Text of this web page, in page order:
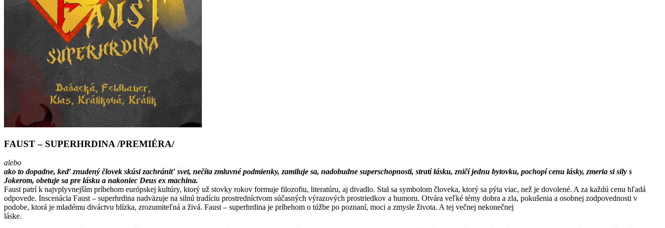
FAUST – SUPERHRDINA /PREMIÉRA/
alebo
ako to dopadne, keď znudený človek skúsi zachrániť svet, nečíta zmluvné podmienky, zamiluje sa, nadobudne superschopnosti, stratí lásku, zničí jednu bytovku, pochopí cenu lásky, zmeria si sily s
Jokerom, obetuje sa pre lásku a nakoniec Deus ex machina.
Faust patrí k najvplyvnejším príbehom európskej kultúry, ktorý už stovky rokov formuje filozofiu, literatúru, aj divadlo. Stal sa symbolom človeka, ktorý sa pýta viac, než je dovolené. A za každú cenu hľadá
odpovede. Inscenácia Faust – superhrdina nadväzuje na silnú tradíciu prostredníctvom súčasných výrazových prostriedkov a humoru. Otvára veľké témy dobra a zla, pokušenia a osobnej zodpovednosti v
podobe, ktorá je mladému diváctvu blízka, zrozumiteľná a živá. Faust – superhrdina je príbehom o túžbe po poznaní, moci a zmysle života. A tej večnej nekonečnej
láske.